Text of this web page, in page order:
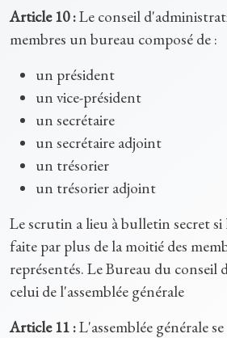
Article 10 :Le conseil
membres un bureau composé de :
un président
un vice-président
un secrétaire
un secrétaire adjoint
un trésorier
un trésorier adjoint
Le scrutin a lieu à bulletin secret si
faite par plus de la moitié des
représentés. Le Bureau du
celui de l'assemblée générale
Article 11 :L'assemblée générale